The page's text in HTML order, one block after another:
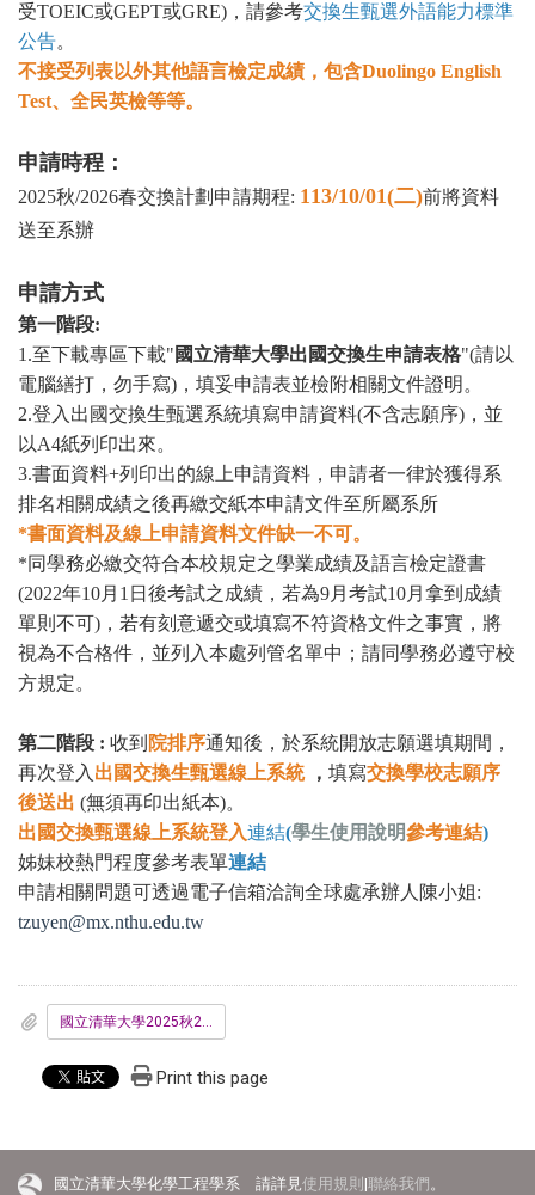
受TOEIC或GEPT或GRE)，請參考交換生甄選外語能力標準
公告。
不接受列表以外其他語言檢定成績，包含Duolingo English
Test、全民英檢等等。
申請時程：
2025秋/2026春交換計劃申請期程: 113/10/01(二)前將資料
送至系辦
申請方式
第一階段:
1.至下載專區下載" 國立清華大學出國交換生申請表格"(請以
電腦繕打，勿手寫)，填妥申請表並檢附相關文件證明。
2.登入出國交換生甄選系統填寫申請資料(不含志願序)，並
以A4紙列印出來。
3.書面資料+列印出的線上申請資料，申請者一律於獲得系
排名相關成績之後再繳交紙本申請文件至所屬系所
*書面資料及線上申請資料文件缺一不可。
*同學務必繳交符合本校規定之學業成績及語言檢定證書
(2022年10月1日後考試之成績，若為9月考試10月拿到成績
單則不可)，若有刻意遞交或填寫不符資格文件之事實，將
視為不合格件，並列入本處列管名單中；請同學務必遵守校
方規定。
第二階段 : 收到 院排序通知後，於系統開放志願選填期間，
再次登入 出國交換生甄選線上系統， 填寫交換學校志願序
後送出 (無須再印出紙本)。
出國交換甄選線上系統登入連結(學生使用說明參考連結)
姊妹校熱門程度參考表單連結
申請相關問題可透過電子信箱洽詢全球處承辦人陳小姐:
tzuyen@mx.nthu.edu.tw
Print this page
國立清華大學化學工程學系 請詳見使用規則 |聯絡我們 。